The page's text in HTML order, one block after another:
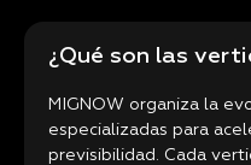
¿Qué son las
MIGNOW organiza la
especializadas para
previsibilidad. Cada